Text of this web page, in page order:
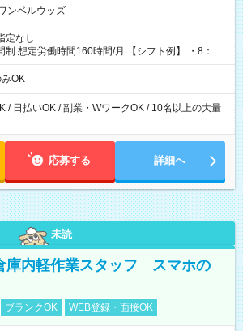
ンベルウッズ
定なし
労働時間160時間/月 【シフト例】 ・8：00
OK
/ 日払いOK / 副業・WワークOK / 10名以上の大量
応募する 詳細へ
未読
庫内軽作業スタッフ スマホの
ブランクOK WEB登録・面接OK